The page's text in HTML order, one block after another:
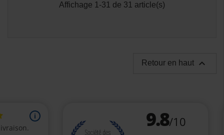
Affichage 1-31 de 31 article(s)
Retour en haut 